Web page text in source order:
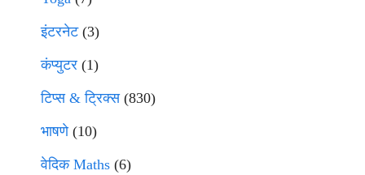
इंटरनेट(3)
कंप्युटर (1)
टिप्स & ट्रिक्स(830)
भाषणे(10)
वेदिक Maths (6)